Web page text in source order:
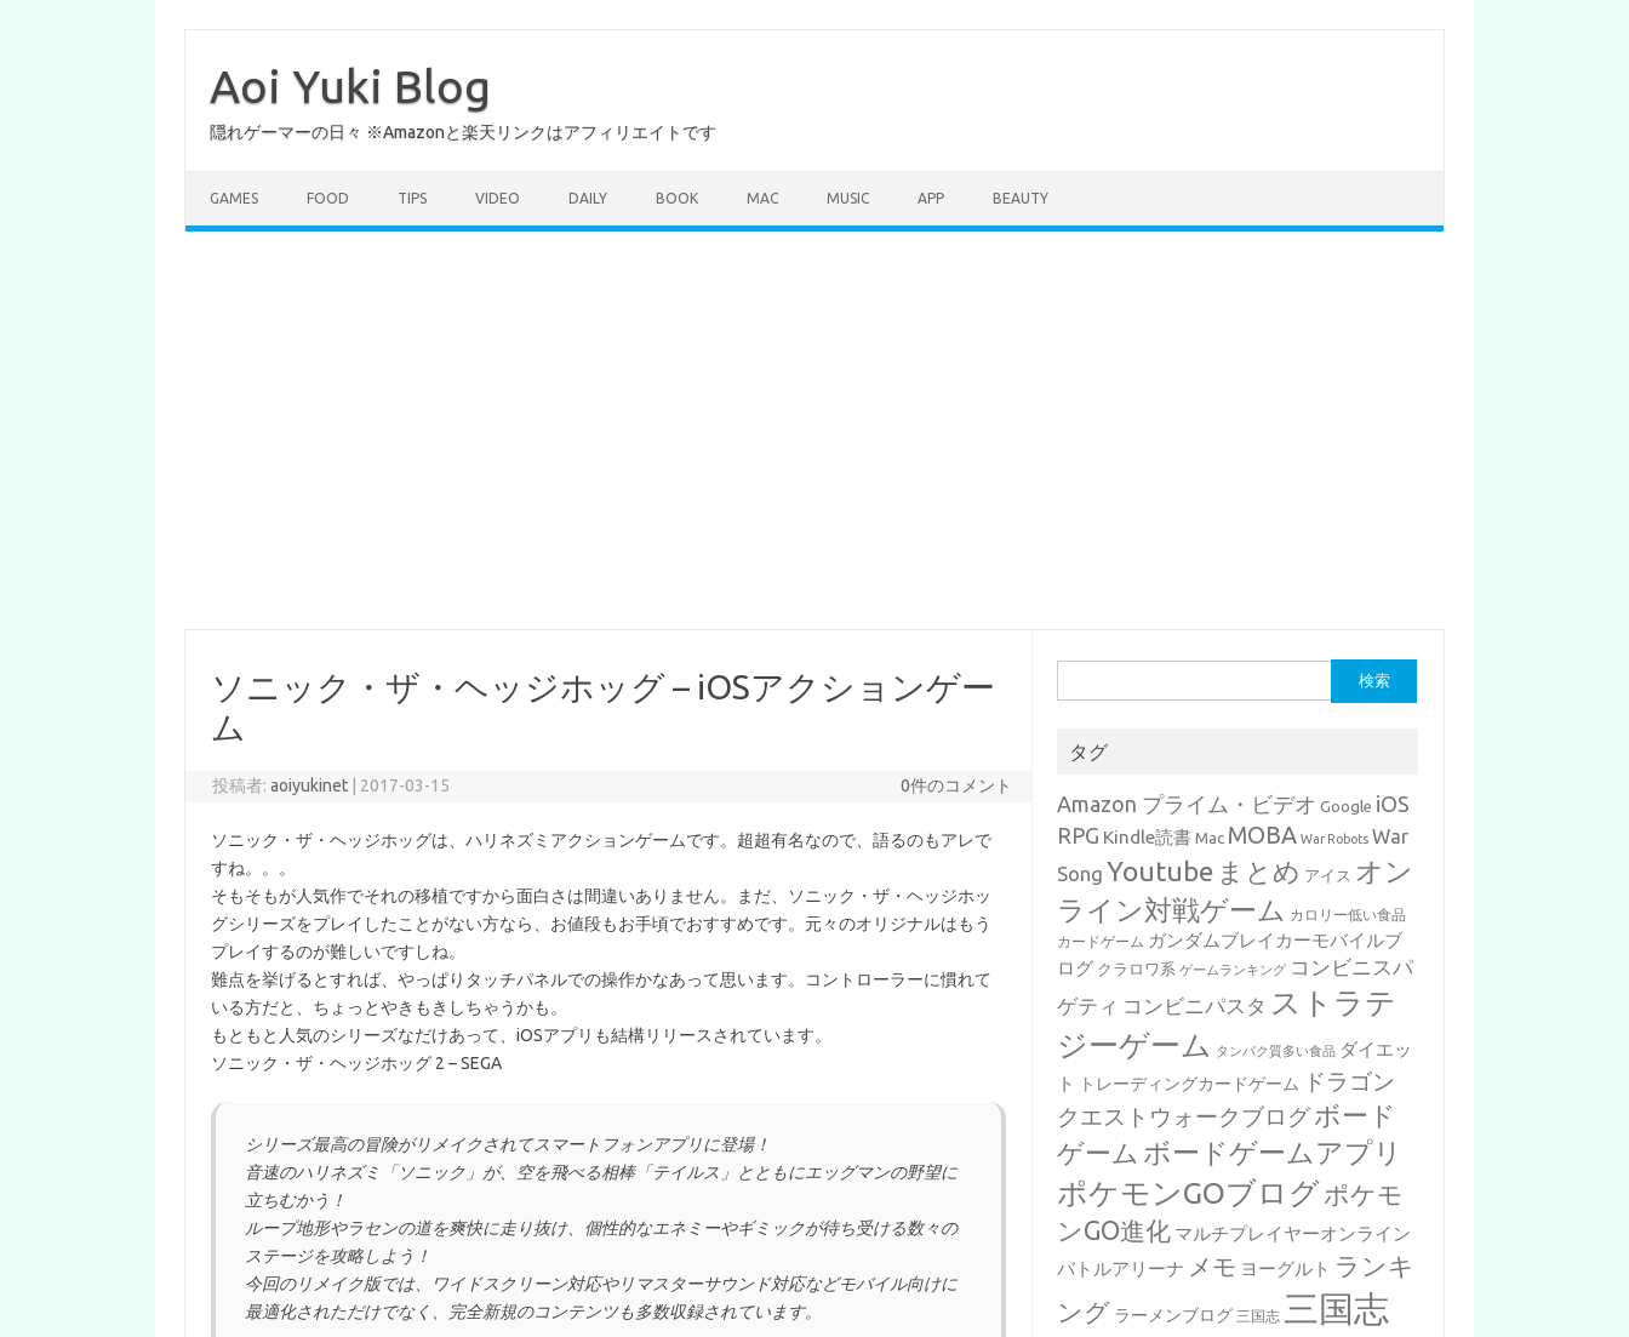
Aoi Yuki Blog
隠れゲーマーの日々 ※Amazonと楽天リンクはアフィリエイトです
GAMES FOOD TIPS VIDEO DAILY BOOK MAC MUSIC APP BEAUTY
ソニック・ザ・ヘッジホッグ – iOSアクションゲー
ム
投稿者:aoiyukinet 2017-03-15 0件のコメント
ソニック・ザ・ヘッジホッグは、ハリネズミアクションゲームです。超超有名なので、語るのもアレで
すね。。。
そもそもが人気作でそれの移植ですから面白さは間違いありません。まだ、ソニック・ザ・ヘッジホッ
グシリーズをプレイしたことがない方なら、お値段もお手頃でおすすめです。元々のオリジナルはもう
プレイするのが難しいですしね。
難点を挙げるとすれば、やっぱりタッチパネルでの操作かなあって思います。コントローラーに慣れて
いる方だと、ちょっとやきもきしちゃうかも。
もともと人気のシリーズなだけあって、iOSアプリも結構リリースされています。
ソニック・ザ・ヘッジホッグ 2 – SEGA
シリーズ最高の冒険がリメイクされてスマートフォンアプリに登場！
音速のハリネズミ「ソニック」が、空を飛べる相棒「テイルス」とともにエッグマンの野望に
立ちむかう！
ループ地形やラセンの道を爽快に走り抜け、個性的なエネミーやギミックが待ち受ける数々の
ステージを攻略しよう！
今回のリメイク版では、ワイドスクリーン対応やリマスターサウンド対応などモバイル向けに
最適化されただけでなく、完全新規のコンテンツも多数収録されています。
索:
タグ
Amazon プライム・ビデオ Google iOS
RPG Kindle読書 Mac MOBA War Robots War
Song Youtube まとめ アイス オン
ライン対戦ゲーム カロリー低い食品
カードゲーム ガンダムブレイカーモバイルブ
ログ クラロワ系 ゲームランキング コンビニスパ
ゲティ コンビニパスタ ストラテ
ジーゲーム
タンパク質多い食品 ダイエッ
ト
トレーディングカードゲーム
ドラゴン
クエストウォークブログボード
ゲーム ボードゲームアプリ
ポケモンGOブログポケモ
ンGO進化 マルチプレイヤーオンライン
バトルアリーナ メモ ヨーグルト ランキ
ング ラーメンブログ 三国志 三国志